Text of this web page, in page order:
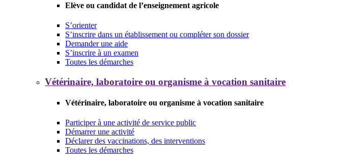
Elève ou candidat de l’enseignement agricole
S’orienter
S’inscrire dans un établissement ou compléter son dossier
Demander une aide
S’inscrire à un examen
Toutes les démarches
Vétérinaire, laboratoire ou organisme à vocation sanitaire
Vétérinaire, laboratoire ou organisme à vocation sanitaire
Participer à une activité de service public
Démarrer une activité
Déclarer des vaccinations, des interventions
Toutes les démarches